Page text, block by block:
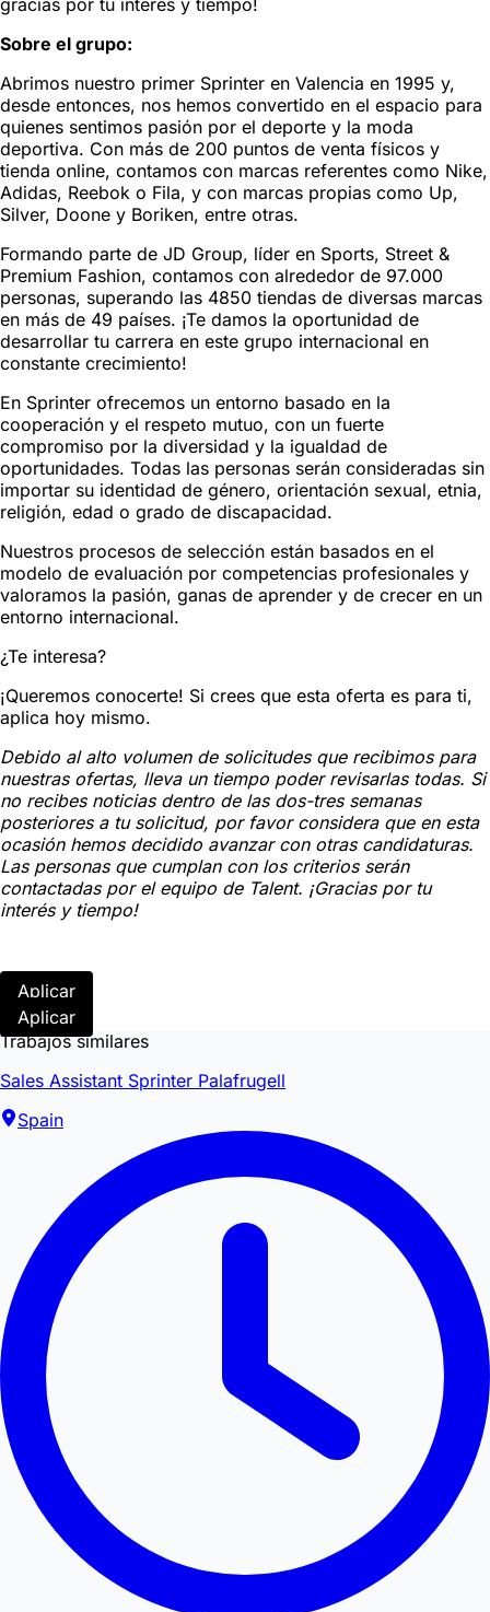
gracias por tu interés y tiempo!
Sobre el grupo:
Abrimos nuestro primer Sprinter en Valencia en 1995 y,
desde entonces, nos hemos convertido en el espacio para
quienes sentimos pasión por el deporte y la moda
deportiva. Con más de 200 puntos de venta físicos y
tienda online, contamos con marcas referentes como Nike,
Adidas, Reebok o Fila, y con marcas propias como Up,
Silver, Doone y Boriken, entre otras.
Formando parte de JD Group, líder en Sports, Street &
Premium Fashion, contamos con alrededor de 97.000
personas, superando las 4850 tiendas de diversas marcas
en más de 49 países. ¡Te damos la oportunidad de
desarrollar tu carrera en este grupo internacional en
constante crecimiento!
En Sprinter ofrecemos un entorno basado en la
cooperación y el respeto mutuo, con un fuerte
compromiso por la diversidad y la igualdad de
oportunidades. Todas las personas serán consideradas sin
importar su identidad de género, orientación sexual, etnia,
religión, edad o grado de discapacidad.
Nuestros procesos de selección están basados en el
modelo de evaluación por competencias profesionales y
valoramos la pasión, ganas de aprender y de crecer en un
entorno internacional.
¿Te interesa?
¡Queremos conocerte! Si crees que esta oferta es para ti,
aplica hoy mismo.
Debido al alto volumen de solicitudes que recibimos para
nuestras ofertas, lleva un tiempo poder revisarlas todas. Si
no recibes noticias dentro de las dos-tres semanas
posteriores a tu solicitud, por favor considera que en esta
ocasión hemos decidido avanzar con otras candidaturas.
Las personas que cumplan con los criterios serán
contactadas por el equipo de Talent. ¡Gracias por tu
interés y tiempo!
Aplicar
Aplicar
Trabajos similares
Sales Assistant Sprinter Palafrugell
Spain